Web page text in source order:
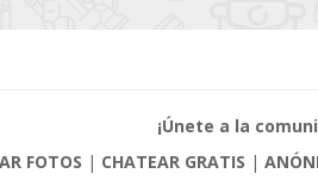
¡Únete a la
FOTOS | CHATEAR GRATIS |